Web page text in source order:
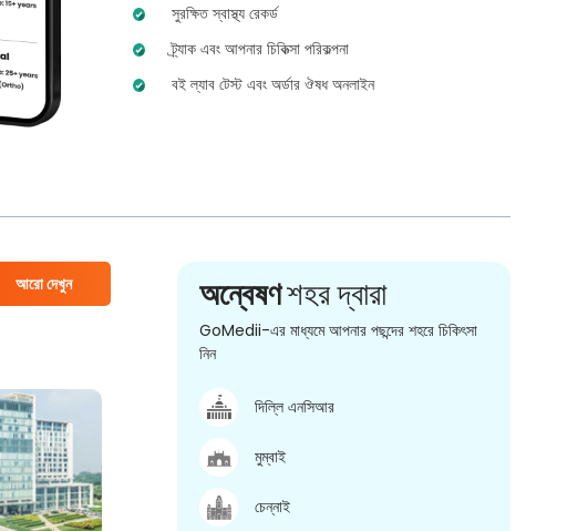
সুরক্ষিত স্বাস্থ্য রেকর্ড
ট্র্যাক এবং আপনার চিকিত্সা পরিকল্পনা
বই ল্যাব টেস্ট এবং অর্ডার ঔষধ অনলাইন
আরো দেখুন অন্বেষণশহর দ্বারা
GoMedii-এর মাধ্যমে আপনার পছন্দের শহরে চিকিৎসা
নিন
দিল্লি এনসিআর
মুম্বাই
চেন্নাই